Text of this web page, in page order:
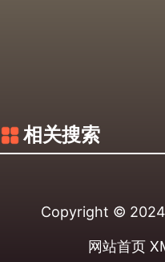
相关搜索
Copyright © 2024
网站首页